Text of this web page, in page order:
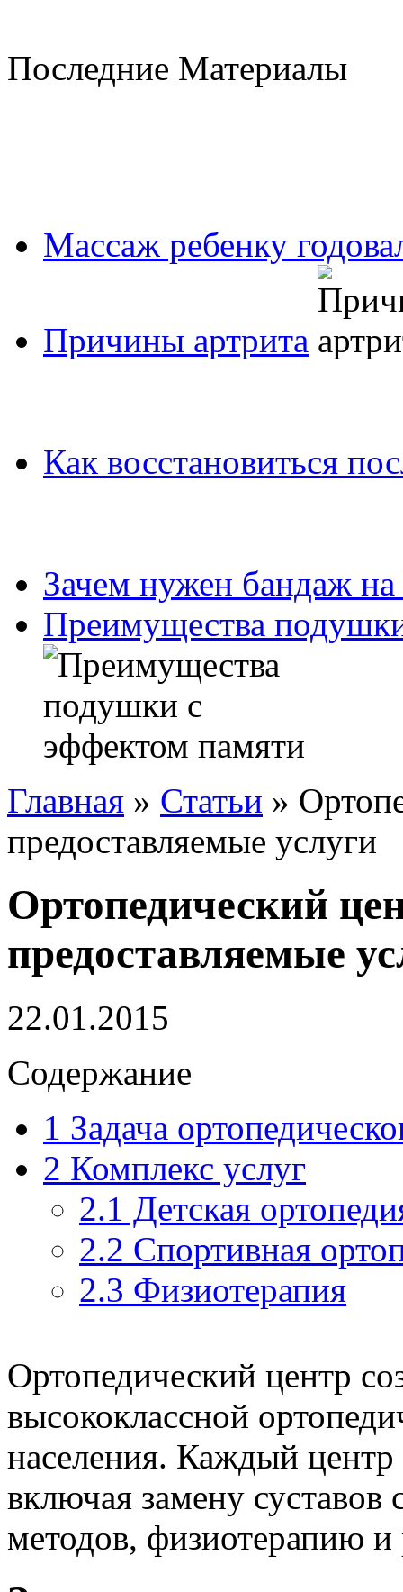
Последние Материалы
Массаж ребенку
Причины артрита
Как восстановиться
Зачем нужен бандаж на
Преимущества
Главная » Статьи »
предоставляемые услуги
Ортопедический
предоставляемые
22.01.2015
Содержание
1 Задача
2 Комплекс услуг
2.1 Детская
2.2 Спортивная
2.3 Физиотерапия
Ортопедический центр
высококлассной
населения. Каждый центр
включая замену суставов
методов, физиотерапию